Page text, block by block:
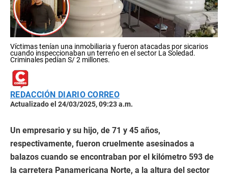
Víctimas tenían una inmobiliaria y fueron atacadas por sicarios
cuando inspeccionaban un terreno en el sector La Soledad.
Criminales pedían S/ 2 millones.
REDACCIÓN DIARIO CORREO
Actualizado el 24/03/2025, 09:23 a.m.
Un empresario y su hijo, de 71 y 45 años,
respectivamente, fueron cruelmente asesinados a
balazos cuando se encontraban por el kilómetro 593 de
la carretera Panamericana Norte, a la altura del sector